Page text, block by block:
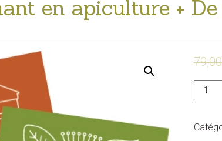
en apiculture +
quantité
de
Être